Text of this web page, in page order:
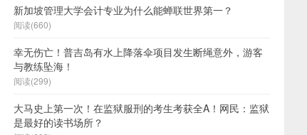
新加坡管理大学会计专业为什么能蝉联世界第一？
阅读(660)
幸无伤亡！普吉岛有水上降落伞项目发生断绳意外，游客
与教练坠海！
阅读(299)
大马史上第一次！在监狱服刑的考生考获全A！网民：监狱
是最好的读书场所？